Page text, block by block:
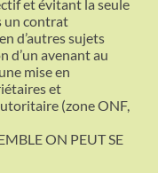
et évitant la seule
un contrat
d’autres sujets
d’un avenant au
mise en
et
(zone ONF,
ON PEUT SE